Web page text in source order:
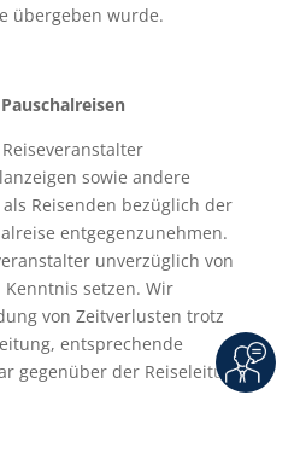
übergeben wurde.
sowie andere
Reisenden bezüglich der
entgegenzunehmen.
unverzüglich von
setzen. Wir
von Zeitverlusten trotz
entsprechende
gegenüber der Reiseleitung